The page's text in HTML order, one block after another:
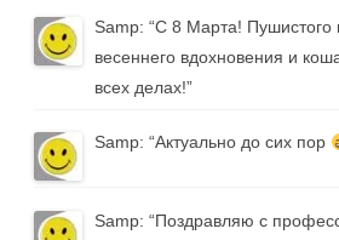
Samp: “С 8 Марта! Пушистого
весеннего вдохновения и
всех делах!”
Samp: “Актуально до сих пор
Samp: “Поздравляю с